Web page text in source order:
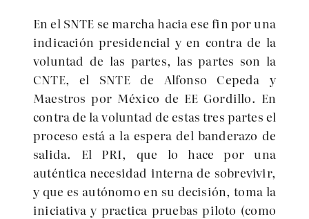
En el SNTE se marcha hacia ese fin por una
indicación presidencial y en contra de la
voluntad de las partes, las partes son la
CNTE, el SNTE de Alfonso Cepeda y
Maestros por México de EE Gordillo. En
contra de la voluntad de estas tres partes el
proceso está a la espera del banderazo de
salida. El PRI, que lo hace por una
auténtica necesidad interna de sobrevivir,
y que es autónomo en su decisión, toma la
iniciativa y practica pruebas piloto (como